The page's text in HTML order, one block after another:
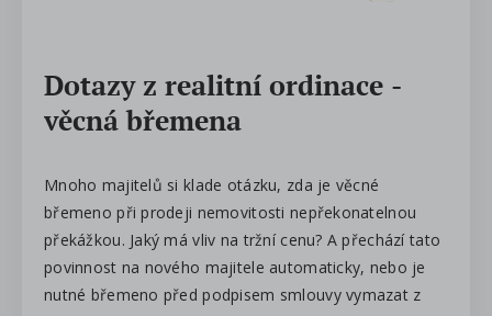
Dotazy z realitní ordinace -
věcná břemena
Mnoho majitelů si klade otázku, zda je věcné
břemeno při prodeji nemovitosti nepřekonatelnou
překážkou. Jaký má vliv na tržní cenu? A přechází tato
povinnost na nového majitele automaticky, nebo je
nutné břemeno před podpisem smlouvy vymazat z